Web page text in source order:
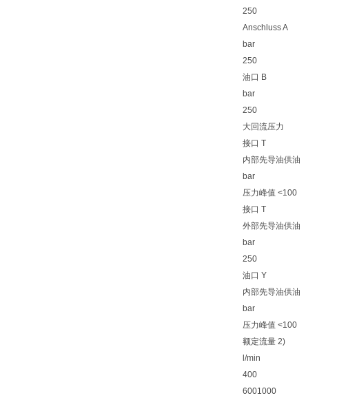
250
Anschluss A
bar
250
油口 B
bar
250
大回流压力
接口 T
内部先导油供油
bar
压力峰值 <100
接口 T
外部先导油供油
bar
250
油口 Y
内部先导油供油
bar
压力峰值 <100
额定流量 2)
l/min
400
6001000